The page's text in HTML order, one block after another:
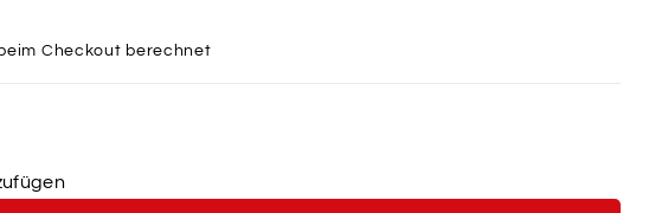
Checkout berechnet